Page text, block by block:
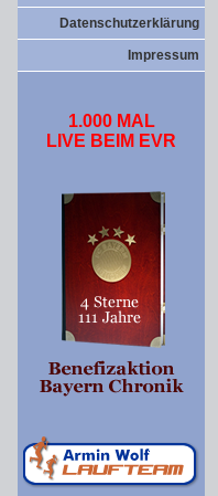
Datenschutzerklärung
Impressum
1.000 MAL
LIVE BEIM EVR